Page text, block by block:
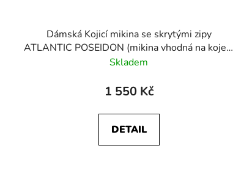
Dámská Kojicí mikina se skrytými zipy
ATLANTIC POSEIDON (mikina vhodná na kojení
i jako těhotenská)
Skladem
1 550 Kč
DETAIL